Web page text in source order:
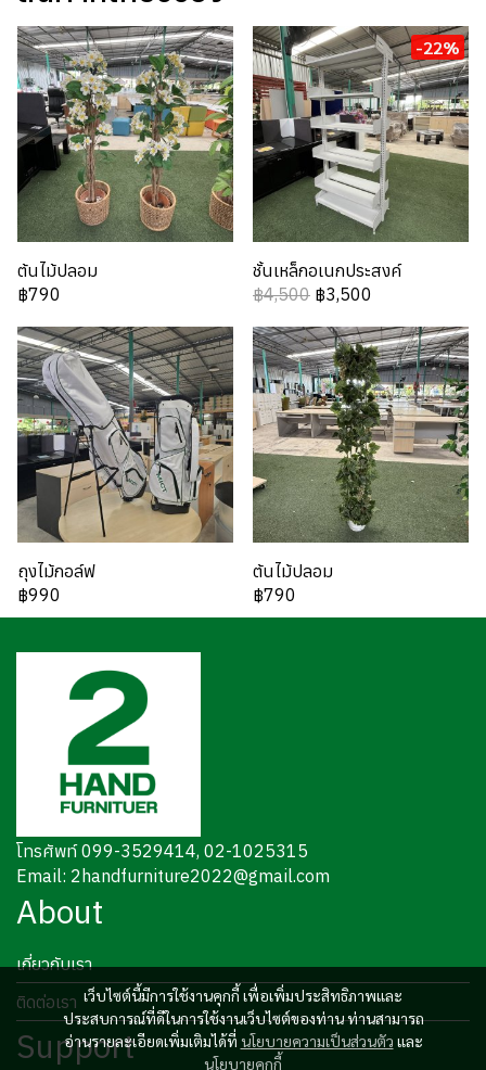
ต้นไม้ปลอม
฿790
-22%
ชั้นเหล็กอเนกประสงค์
฿4,500 ฿3,500
ถุงไม้กอล์ฟ
฿990
ต้นไม้ปลอม
฿790
เว็บไซต์นี้มีการใช้งานคุกกี้ เพื่อเพิ่มประสิทธิภาพและ
ประสบการณ์ที่ดีในการใช้งานเว็บไซต์ของท่าน ท่านสามารถ
อ่านรายละเอียดเพิ่มเติมได้ที่ นโยบายความเป็นส่วนตัว และ
นโยบายคุกกี้
โทรศัพท์ 099-3529414, 02-1025315
Email: 2handfurniture2022@gmail.com
About
เกี่ยวกับเรา
ติดต่อเรา
Support